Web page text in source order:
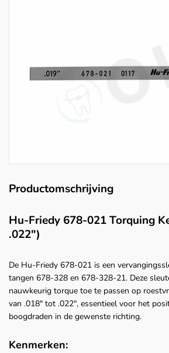
Productomschrijving
Hu-Friedy 678-021 Torquing
.022")
De Hu-Friedy 678-021 is een
tangen 678-328 en 678-328-21. Deze
nauwkeurig torque toe te passen op
van .018" tot .022", essentieel voor het
boogdraden in de gewenste richting.
Kenmerken: